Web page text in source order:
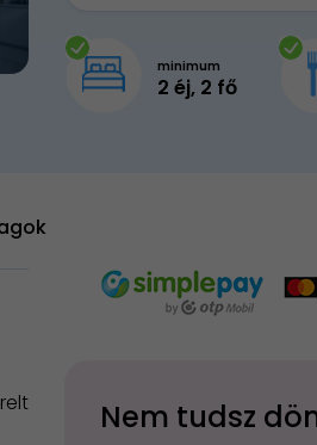
minimum
2 éj, 2 fő
Nem tudsz